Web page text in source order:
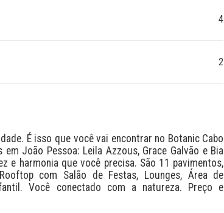
4
2
É isso que você vai encontrar no Botanic Cabo
João Pessoa: Leila Azzous, Grace Galvão e Bia
e harmonia que você precisa. São 11 pavimentos,
com Salão de Festas, Lounges, Área de
Você conectado com a natureza. Preço e